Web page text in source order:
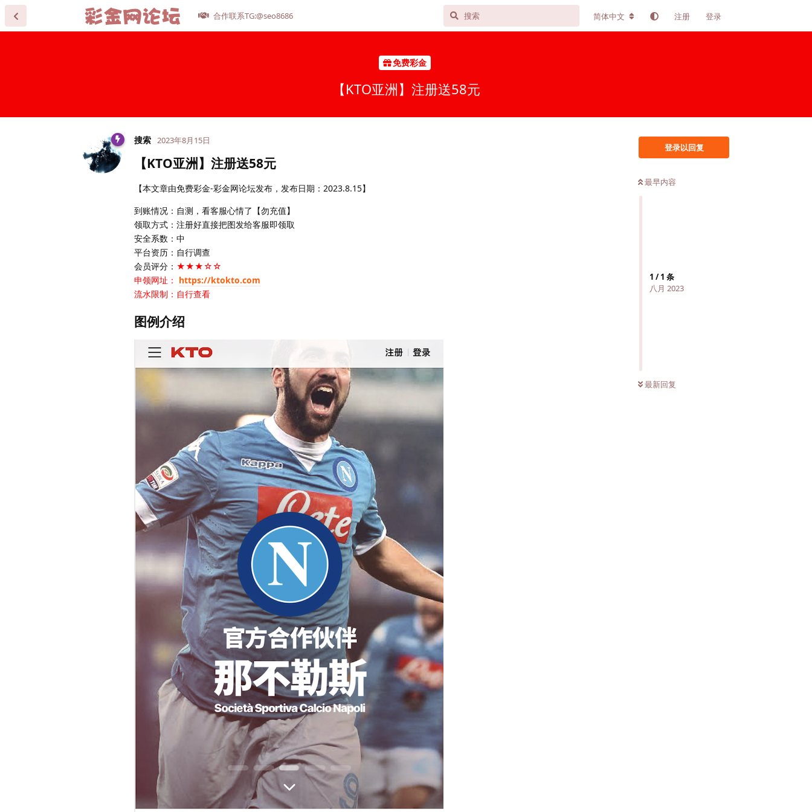
合作联系TG:@seo8686 简体中文 注册 登录
免费彩金
【KTO亚洲】注册送58元
登录以回复
最早内容
1 /1 条
八月 2023
最新回复
搜索 2023年8月15日
【KTO亚洲】注册送58元
【本文章由免费彩金-彩金网论坛发布，发布日期：2023.8.15】
到账情况：自测，看客服心情了【勿充值】
领取方式：注册好直接把图发给客服即领取
安全系数：中
平台资历：自行调查
会员评分： ★★★☆☆
申领网址： https://ktokto.com
流水限制：自行查看
图例介绍